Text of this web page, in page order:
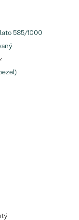
585/1000